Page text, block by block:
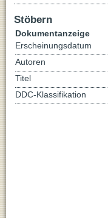
Stöbern
Dokumentanzeige
Erscheinungsdatum
Autoren
Titel
DDC-Klassifikation